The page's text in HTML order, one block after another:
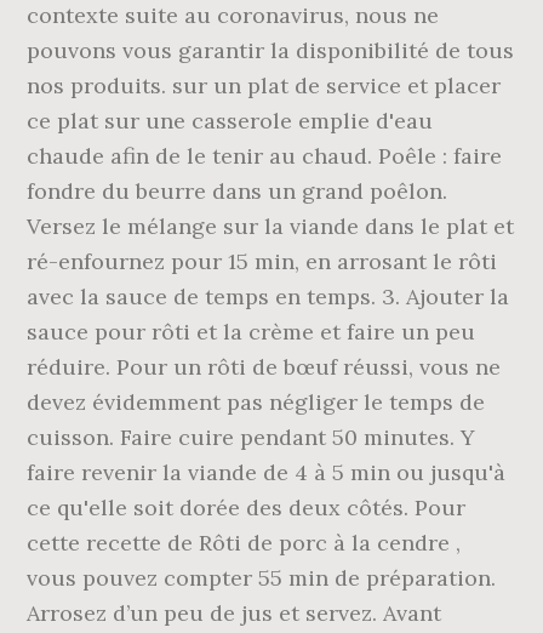
contexte suite au coronavirus, nous ne
pouvons vous garantir la disponibilité de tous
nos produits. sur un plat de service et placer
ce plat sur une casserole emplie d'eau
chaude afin de le tenir au chaud. Poêle : faire
fondre du beurre dans un grand poêlon.
Versez le mélange sur la viande dans le plat et
ré-enfournez pour 15 min, en arrosant le rôti
avec la sauce de temps en temps. 3. Ajouter la
sauce pour rôti et la crème et faire un peu
réduire. Pour un rôti de bœuf réussi, vous ne
devez évidemment pas négliger le temps de
cuisson. Faire cuire pendant 50 minutes. Y
faire revenir la viande de 4 à 5 min ou jusqu'à
ce qu'elle soit dorée des deux côtés. Pour
cette recette de Rôti de porc à la cendre ,
vous pouvez compter 55 min de préparation.
Arrosez d’un peu de jus et servez. Avant